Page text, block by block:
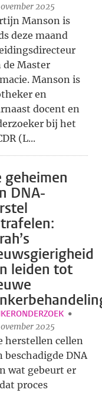
2025
Manson is
deze maand
de Master
Manson is
en
docent en
bij het
(L...
geheimen
DNA-
leiden tot
2025
herstellen cellen
beschadigde DNA
wat gebeurt er
proces